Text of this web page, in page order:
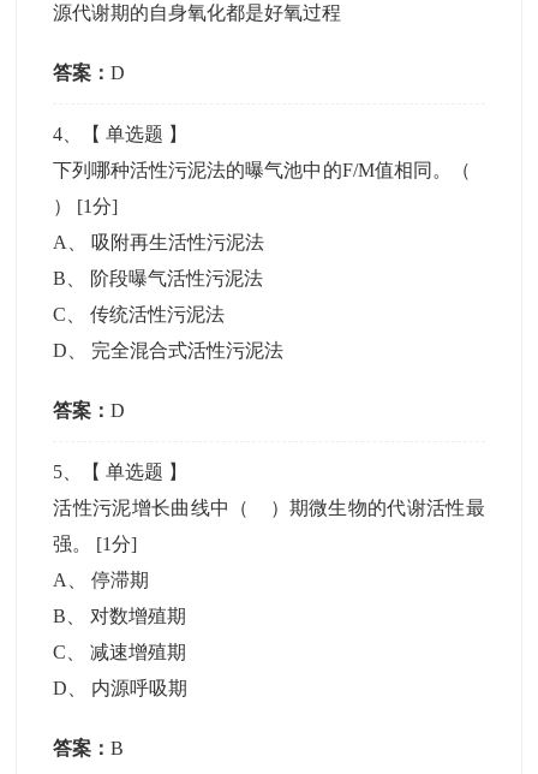
源代谢期的自身氧化都是好氧过程
答案：D
4 、【单选题 】
下列哪种活性污泥法的曝气池中的F/M值相同。（
） [1分]
A
吸附再生活性污泥法
B
阶段曝气活性污泥法
C 、传统活性污泥法
D
完全混合式活性污泥法
答案：D
5 、【单选题 】
活性污泥增长曲线中（ ）期微生物的代谢活性最
强。 [1分]
A
、停滞期
B
对数增殖期
C 、减速增殖期
D
内源呼吸期
答案：B